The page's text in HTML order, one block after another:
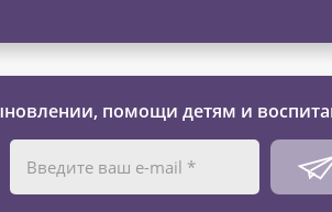
помощи детям и